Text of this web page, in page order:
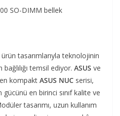
SO-DIMM bellek
ürün tasarımlarıyla teknolojinin
temsil ediyor. ASUS ve
kompakt ASUS NUC serisi,
en birinci sınıf kalite ve
tasarımı, uzun kullanım